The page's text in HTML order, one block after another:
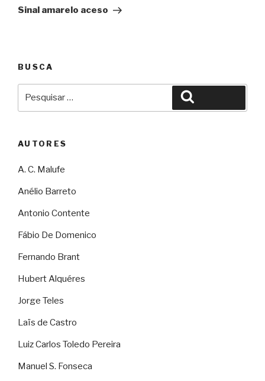
Sinal amarelo aceso
BUSCA
AUTORES
A. C. Malufe
Anélio Barreto
Antonio Contente
Fábio De Domenico
Fernando Brant
Hubert Alquéres
Jorge Teles
Laïs de Castro
Luiz Carlos Toledo Pereira
Manuel S. Fonseca